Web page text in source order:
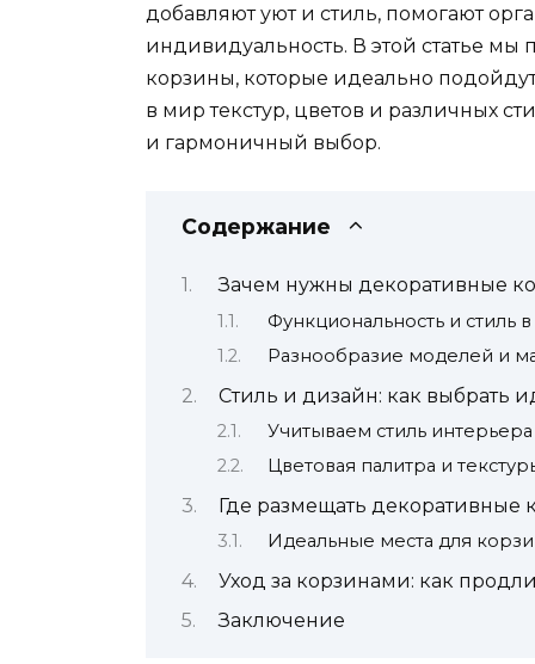
добавляют уют и стиль, помогают
индивидуальность. В этой статье
корзины, которые идеально
в мир текстур, цветов и различных
и гармоничный выбор.
Содержание
Зачем нужны декоративные
Функциональность и стиль
Разнообразие моделей и
Стиль и дизайн: как выбрать
Учитываем стиль интерьера
Цветовая палитра и
Где размещать декоративные
Идеальные места для
Уход за корзинами: как
Заключение